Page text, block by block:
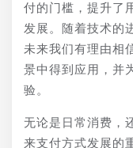
付的门槛，提升了
发展。随着技术的
未来我们有理由相
景中得到应用，并
验。
无论是日常消费，
来支付方式发展的